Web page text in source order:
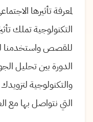
لمعرفة تأثيرها
التكنولوجية تملك
للقصص واستخدمنا
الدورة بين تحليل
والتكنولوجية
التي نتواصل بها مع